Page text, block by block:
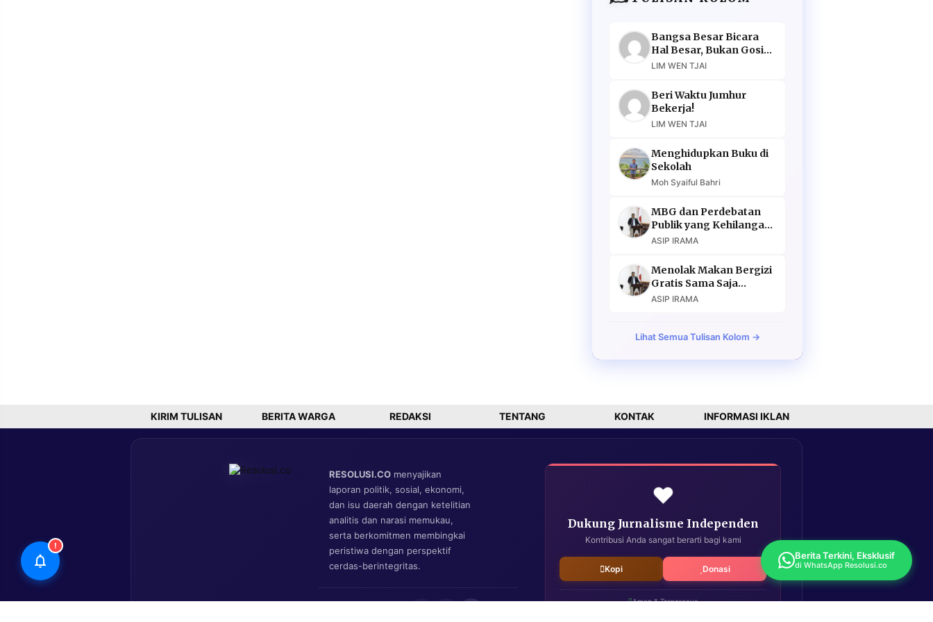
Bangsa Besar Bicara
Hal Besar, Bukan Gosip
Murahan
LIM WEN TJAI
Beri Waktu Jumhur
Bekerja!
LIM WEN TJAI
Menghidupkan Buku di
Sekolah
Moh Syaiful Bahri
MBG dan Perdebatan
Publik yang Kehilangan
Argumen
ASIP IRAMA
Menolak Makan Bergizi
Gratis Sama Saja
Menolak Masa Depan
ASIP IRAMA
Lihat Semua Tulisan Kolom →
KIRIM TULISAN BERITA WARGA REDAKSI TENTANG KONTAK INFORMASI IKLAN
RESOLUSI.CO menyajikan
laporan politik, sosial, ekonomi,
dan isu daerah dengan ketelitian
analitis dan narasi memukau,
serta berkomitmen membingkai
peristiwa dengan perspektif
cerdas-berintegritas.
❤️
Dukung Jurnalisme Independen
Kontribusi Anda sangat berarti bagi kami
Kopi Donasi
Aman & Terpercaya
!
Berita Terkini, Eksklusif
di WhatsApp Resolusi.co